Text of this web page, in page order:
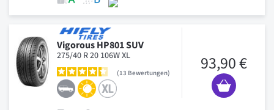
Vigorous HP801 SUV
275/40 R 20 106W XL
13 Bewertungen 93,90 €